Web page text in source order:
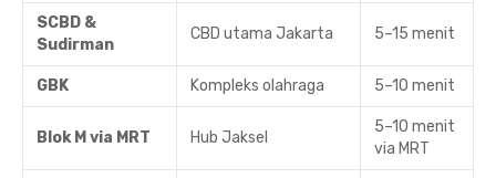
SCBD &
Sudirman
CBD utama Jakarta 5–15 menit
GBK Kompleks olahraga 5–10 menit
Blok M via MRT Hub Jaksel
5–10 menit
via MRT